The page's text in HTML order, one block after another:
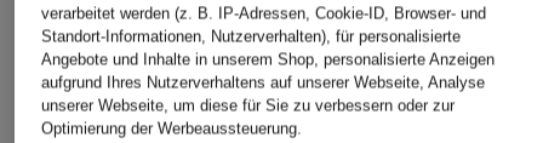
+Aktionsrabatt
s.Oliver BLACK
LABEL
Blazer mit 3/4-Arm
BOSS
Blazer JIA mit 3/4-
Arm
379 €
+Aktionsrabatt
comma
Blazer mit 3/4-Arm
verarbeitet werden (z. B. IP-Adressen, Cookie-ID, Browser- und
Standort-Informationen, Nutzerverhalten), für personalisierte
Angebote und Inhalte in unserem Shop, personalisierte Anzeigen
aufgrund Ihres Nutzerverhaltens auf unserer Webseite, Analyse
unserer Webseite, um diese für Sie zu verbessern oder zur
Optimierung der Werbeaussteuerung.